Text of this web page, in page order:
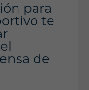
para
te
de